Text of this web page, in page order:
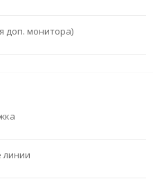
доп. монитора)